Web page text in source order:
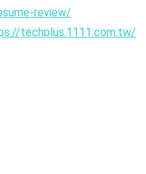
review/
techplus.1111.com.tw/